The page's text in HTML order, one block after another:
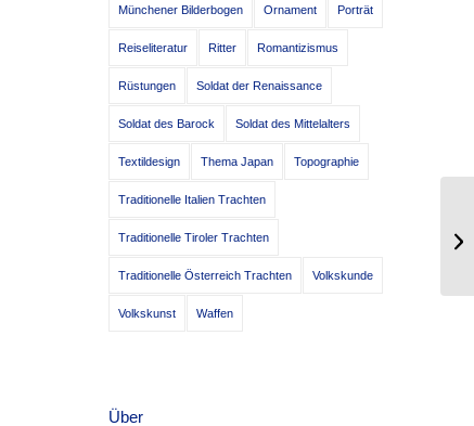
Münchener Bilderbogen Ornament Porträt
Reiseliteratur Ritter Romantizismus
Rüstungen Soldat der Renaissance
Soldat des Barock Soldat des Mittelalters
Textildesign Thema Japan Topographie
Traditionelle Italien Trachten
Traditionelle Tiroler Trachten
Traditionelle Österreich Trachten Volkskunde
Volkskunst Waffen
Über